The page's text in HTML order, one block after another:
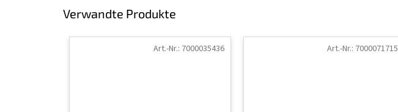
Verwandte Produkte
Art.-Nr.: 7000035436 Art.-Nr.: 7000071715